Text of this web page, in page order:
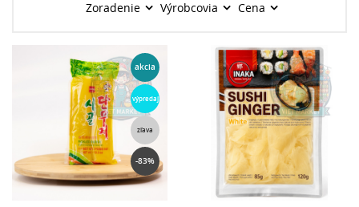
Zoradenie Výrobcovia Cena
akcia
výpredaj
zľava
-83%